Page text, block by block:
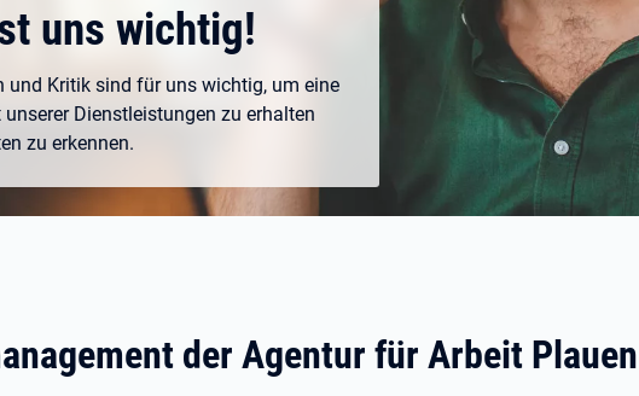
uns wichtig!
und Kritik sind für uns wichtig, um eine
Dienstleistungen zu erhalten
zu erkennen.
der Agentur für Arbeit Plauen